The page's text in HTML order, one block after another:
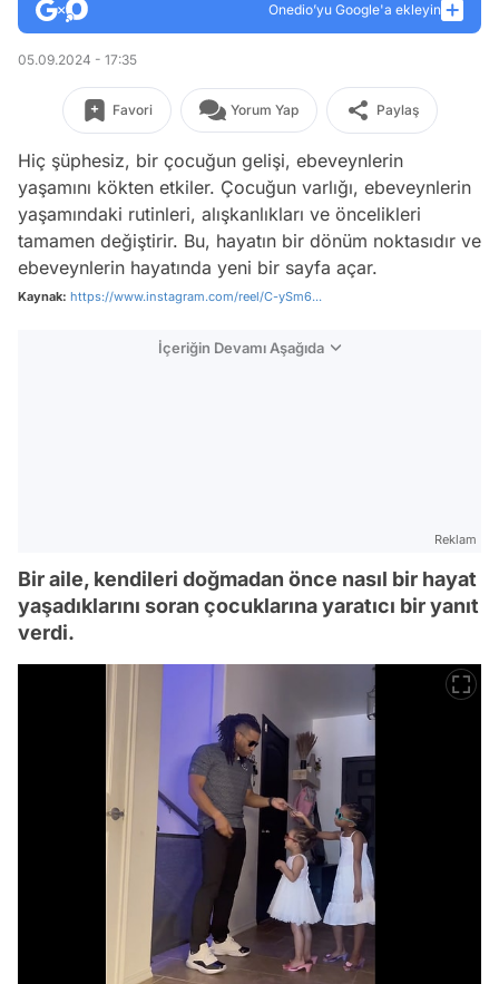
Onedio’yu Google'a ekleyin
05.09.2024 - 17:35
Favori Yorum Yap Paylaş
Hiç şüphesiz, bir çocuğun gelişi, ebeveynlerin
yaşamını kökten etkiler. Çocuğun varlığı, ebeveynlerin
yaşamındaki rutinleri, alışkanlıkları ve öncelikleri
tamamen değiştirir. Bu, hayatın bir dönüm noktasıdır ve
ebeveynlerin hayatında yeni bir sayfa açar.
Kaynak: https://www.instagram.com/reel/C-ySm6...
İçeriğin Devamı Aşağıda
Reklam
Bir aile, kendileri doğmadan önce nasıl bir hayat
yaşadıklarını soran çocuklarına yaratıcı bir yanıt
verdi.